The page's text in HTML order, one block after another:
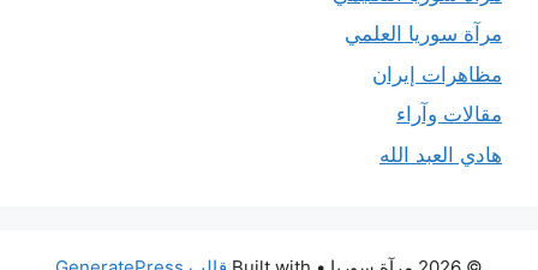
مرآة سوريا العلمي
مظاهرات إيران
مقالات وآراء
هادي العبد الله